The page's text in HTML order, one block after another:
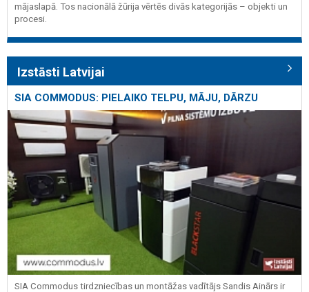
mājaslapā. Tos nacionālā žūrija vērtēs divās kategorijās – objekti un
procesi.
Izstāsti Latvijai
SIA COMMODUS: PIELAIKO TELPU, MĀJU, DĀRZU
SIA Commodus tirdzniecības un montāžas vadītājs Sandis Ainārs ir